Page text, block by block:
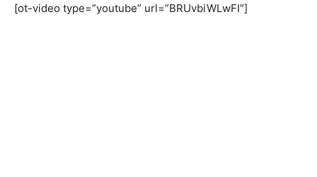
[ot-video type=”youtube” url=”BRUvbiWLwFI”]